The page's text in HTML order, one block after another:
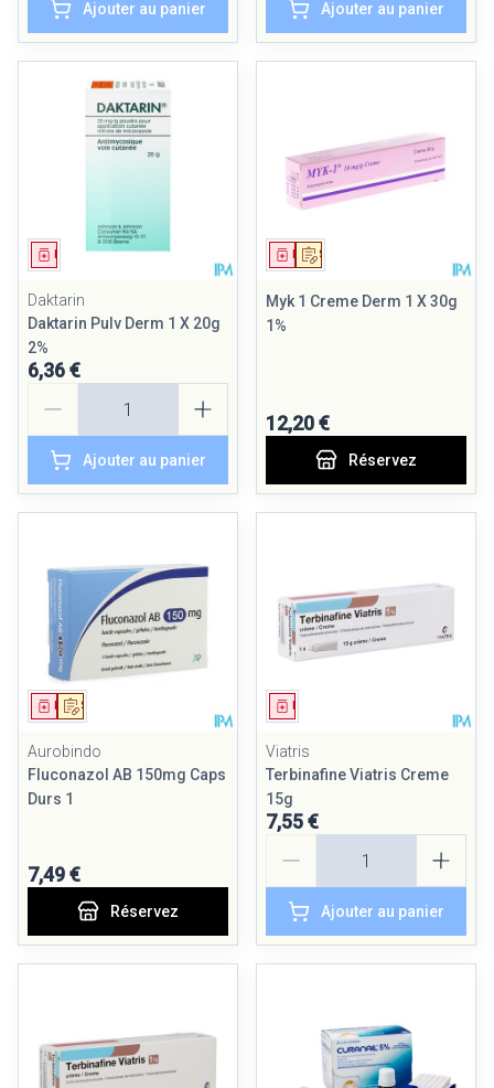
Ajouter au panier Ajouter au panier
Médicament
Daktarin
Daktarin Pulv Derm 1 X 20g
2%
6,36 €
Ajouter au panier
Sur prescription
Médicament
Myk 1 Creme Derm 1 X 30g
1%
12,20 €
Réservez
Sur prescription
Médicament
Aurobindo
Fluconazol AB 150mg Caps
Durs 1
7,49 €
Réservez
Viatris
Terbinafine Viatris Creme
15g
7,55 €
Ajouter au panier